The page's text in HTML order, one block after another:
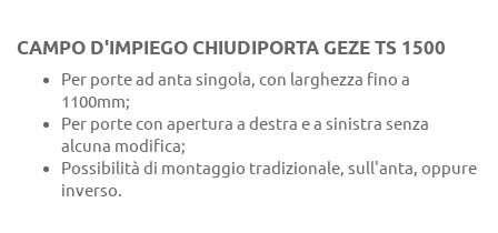
CAMPO D'IMPIEGO CHIUDIPORTA GEZE TS 1500
Per porte ad anta singola, con larghezza fino a
1100mm;
Per porte con apertura a destra e a sinistra senza
alcuna modifica;
Possibilità di montaggio tradizionale, sull'anta, oppure
inverso.